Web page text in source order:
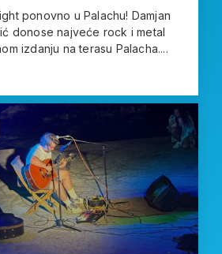
ponovno u Palachu! Damjan
donose najveće rock i metal
izdanju na terasu Palacha....